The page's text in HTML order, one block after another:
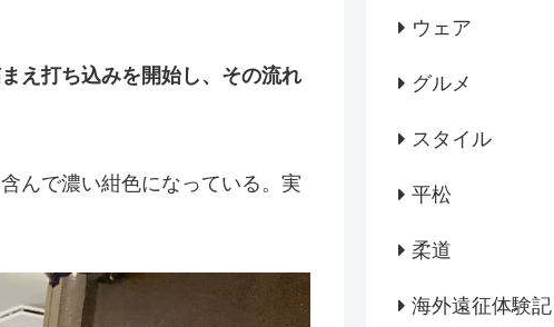
え打ち込みを開始し、その流れ
んで濃い紺色になっている。実
ウェア
グルメ
スタイル
平松
柔道
海外遠征体験記